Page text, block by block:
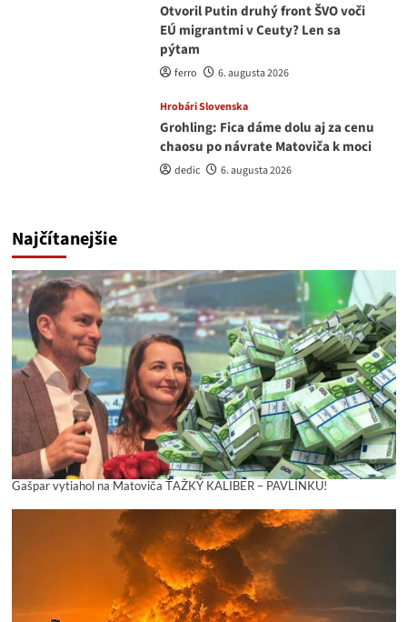
Otvoril Putin druhý front ŠVO voči
EÚ migrantmi v Ceuty? Len sa
pýtam
ferro 6. augusta 2026
Hrobári Slovenska
Grohling: Fica dáme dolu aj za cenu
chaosu po návrate Matoviča k moci
dedic 6. augusta 2026
Najčítanejšie
Gašpar vytiahol na Matoviča ŤAŽKÝ KALIBER – PAVLÍNKU!